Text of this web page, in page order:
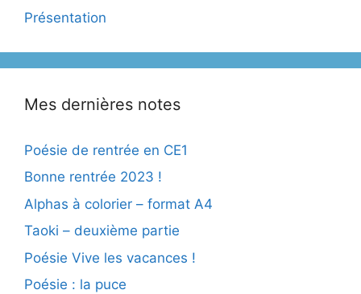
Présentation
Mes dernières notes
Poésie de rentrée en CE1
Bonne rentrée 2023 !
Alphas à colorier – format A4
Taoki – deuxième partie
Poésie Vive les vacances !
Poésie : la puce